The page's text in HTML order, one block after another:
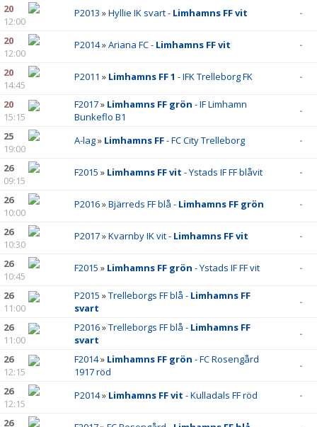
20
12:00
P2013 »Hyllie IK svart - Limhamns FF vit -
20
12:00
P2014»Ariana FC - Limhamns FF vit -
20
14:45
P2011 » Limhamns FF 1 - IFK Trelleborg FK -
20
15:15
F2017» Limhamns FF grön - IF Limhamn
Bunkeflo B1
-
25
19:00
A-lag» Limhamns FF- FC City Trelleborg -
26
09:15
F2015 » Limhamns FF vit - Ystads IF FF blåvit -
26
10:00
P2016»Bjärreds FF blå - Limhamns FF grön -
26
10:30
P2017»Kvarnby IK vit - Limhamns FF vit -
26
10:45
F2015 » Limhamns FF grön - Ystads IF FF vit -
26
11:00
P2015 »Trelleborgs FF blå - Limhamns FF
svart
-
26
11:00
P2016»Trelleborgs FF blå - Limhamns FF
svart
-
26
12:15
F2014» Limhamns FF grön - FC Rosengård
1917 röd
-
26
12:15
P2014» Limhamns FF vit - Kulladals FF röd -
26